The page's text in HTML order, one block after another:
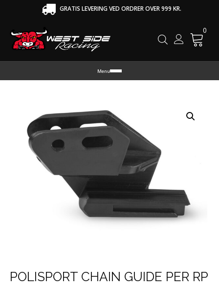
GRATIS LEVERING VED ORDRER OVER 999 KR.
0
Menu
POLISPORT CHAIN GUIDE PER RP